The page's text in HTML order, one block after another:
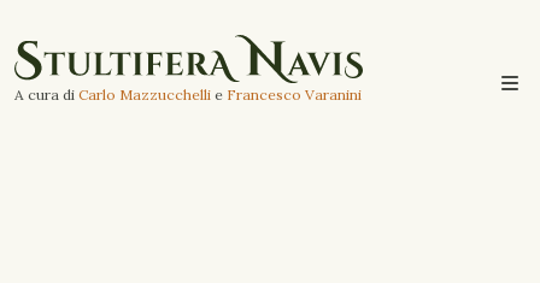
A cura di Carlo Mazzucchelli e Francesco Varanini